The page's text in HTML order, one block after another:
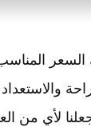
السعر
لأي من